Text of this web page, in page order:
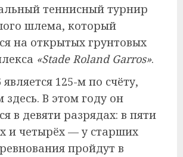
теннисный турнир
шлема, который
на открытых грунтовых
«Stade Roland Garros».
125-м по счёту,
В этом году он
в девяти разрядах: в пяти
и четырёх — у старших
пройдут в